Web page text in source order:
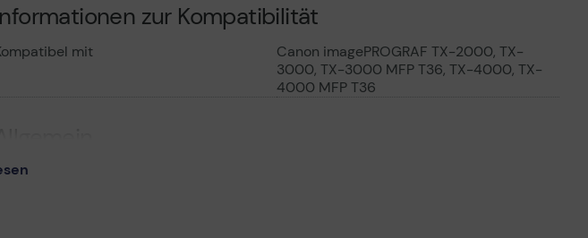
zur Kompatibilität
mit
Canon imagePROGRAF TX-2000, TX-
3000, TX-3000 MFP T36, TX-4000, TX-
4000 MFP T36